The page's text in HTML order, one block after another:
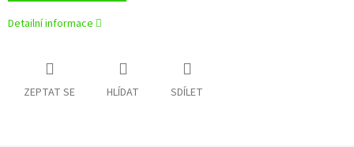
Detailní informace
ZEPTAT SE HLÍDAT SDÍLET